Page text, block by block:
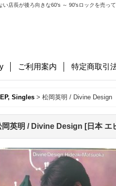
店長が後ろ向きな60's ～ 90'sロックを売っ
ご利用案内 特定商取引
Singles > 松岡英明 / Divine Design
岡英明 / Divine Design [日本 エ